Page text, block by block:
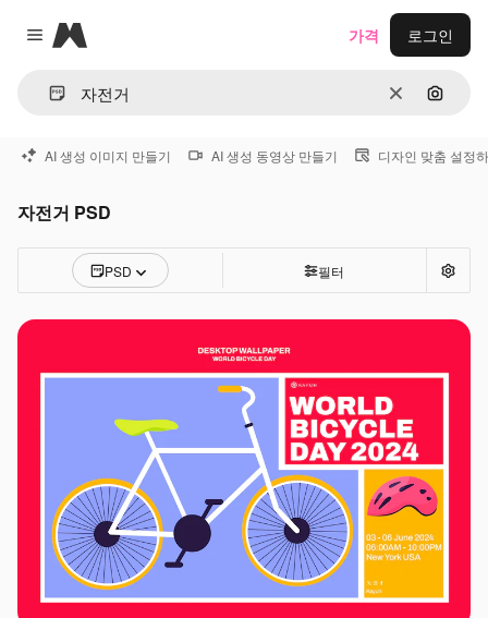
Close menu
Magnific
지우기이미지
가격 로그인
AI 생성 이미지 만들기 AI 생성 동영상 만들기 디자인 맞춤 설정
자전거 PSD
PSD 필터